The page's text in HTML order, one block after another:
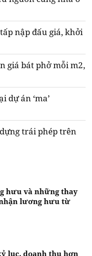
nập đấu giá, khởi
giá bát phở mỗi m2,
dự án ‘ma’
trái phép trên
hưu và những thay
lương hưu từ
lục, doanh thu hơn